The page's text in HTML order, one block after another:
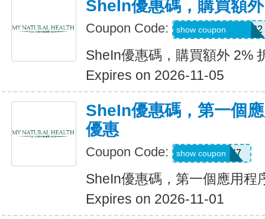
SheIn優惠碼，購買額
Coupon Code: Coriannekotel7582
show coupon
SheIn優惠碼，購買額外 2%
Expires on 2026-11-05
SheIn優惠碼，第一個
優惠
Coupon Code: QTEK4N7
show coupon
SheIn優惠碼，第一個應用程
Expires on 2026-11-01